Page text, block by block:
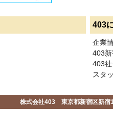
403
企業
403
403
スタ
株式会社403 東京都新宿区新